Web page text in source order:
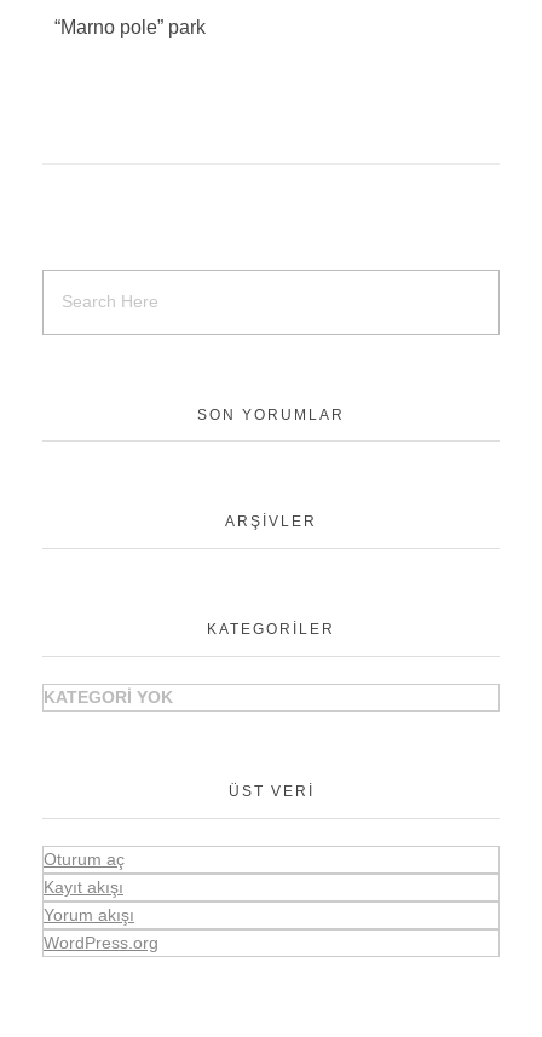
“Marno pole” park
SON YORUMLAR
ARŞIVLER
KATEGORILER
KATEGORI YOK
ÜST VERI
Oturum aç
Kayıt akışı
Yorum akışı
WordPress.org